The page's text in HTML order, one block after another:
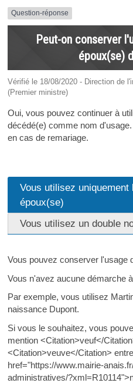
Question-réponse
Peut-on conserver
époux(se)
Vérifié le 18/08/2020 - Direction de
(Premier ministre)
Oui, vous pouvez continuer à
décédé(e) comme nom
en cas de remariage.
Vous utilisez uniquement
époux(se)
Vous utilisez un double
Vous pouvez conserver l'usage
Vous n'avez aucune démarche
Par exemple, vous utilisez
naissance Dupont.
Si vous le souhaitez, vous
mention <Citation>veuf</
<Citation>veuve</Citation>
href="https://www.mairie-
administratives/